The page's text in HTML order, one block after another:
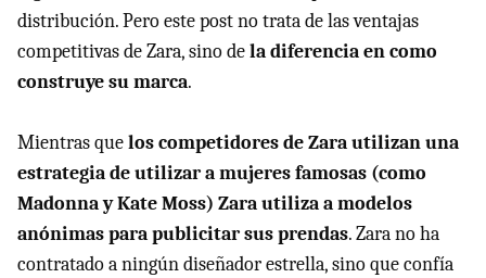
distribución. Pero este post no trata de las ventajas
competitivas de Zara, sino dela diferencia en como
construye su marca.
Mientras quelos competidores de Zara utilizan una
estrategia de utilizar a mujeres famosas (como
Madonna y Kate Moss) Zara utiliza a modelos
anónimas para publicitar sus prendas. Zara no ha
contratado a ningún diseñador estrella, sino que confía